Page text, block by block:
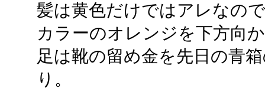
髪は黄色だけではアレなの
カラーのオレンジを下方向
足は靴の留め金を先日の青
り。